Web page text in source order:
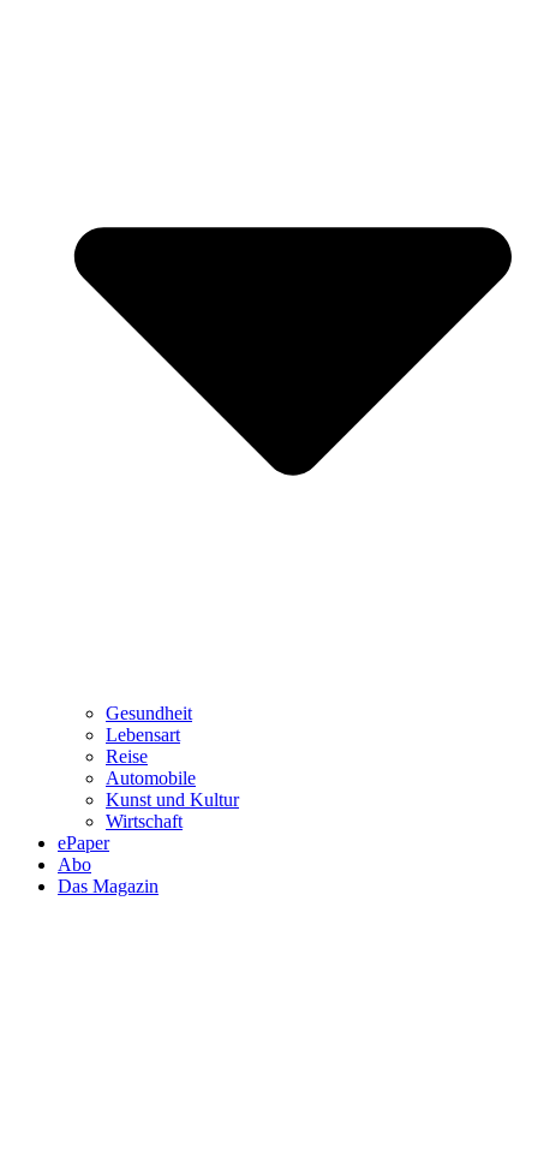
Gesundheit
Lebensart
Reise
Automobile
Kunst und Kultur
Wirtschaft
ePaper
Abo
Das Magazin